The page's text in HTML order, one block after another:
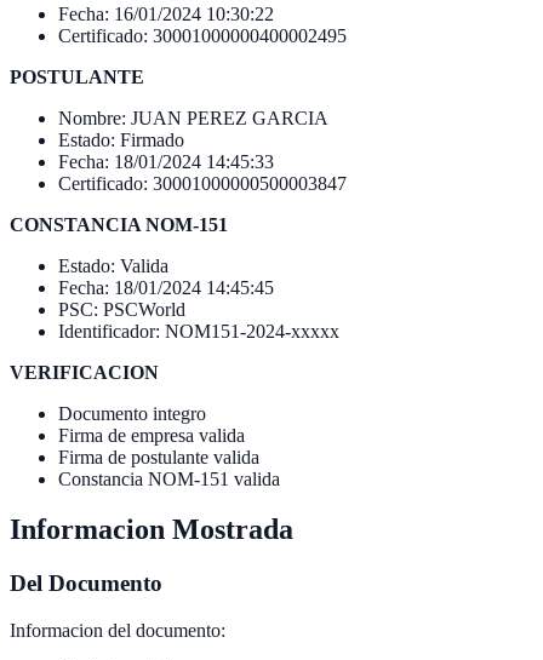
Fecha: 16/01/2024 10:30:22
Certificado: 30001000000400002495
POSTULANTE
Nombre: JUAN PEREZ GARCIA
Estado: Firmado
Fecha: 18/01/2024 14:45:33
Certificado: 30001000000500003847
CONSTANCIA NOM-151
Estado: Valida
Fecha: 18/01/2024 14:45:45
PSC: PSCWorld
Identificador: NOM151-2024-xxxxx
VERIFICACION
Documento integro
Firma de empresa valida
Firma de postulante valida
Constancia NOM-151 valida
Informacion Mostrada
Del Documento
Informacion del documento: